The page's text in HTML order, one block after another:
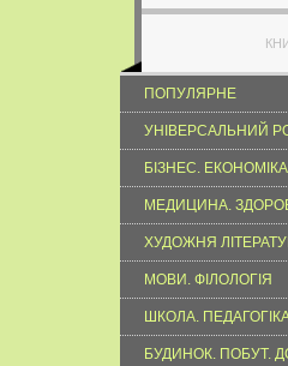
ПОПУЛЯРНЕ
УНІВЕРСАЛЬНИЙ
БІЗНЕС.
МЕДИЦИНА.
ХУДОЖНЯ
МОВИ. ФІЛОЛОГІЯ
ШКОЛА.
БУДИНОК. ПОБУТ.